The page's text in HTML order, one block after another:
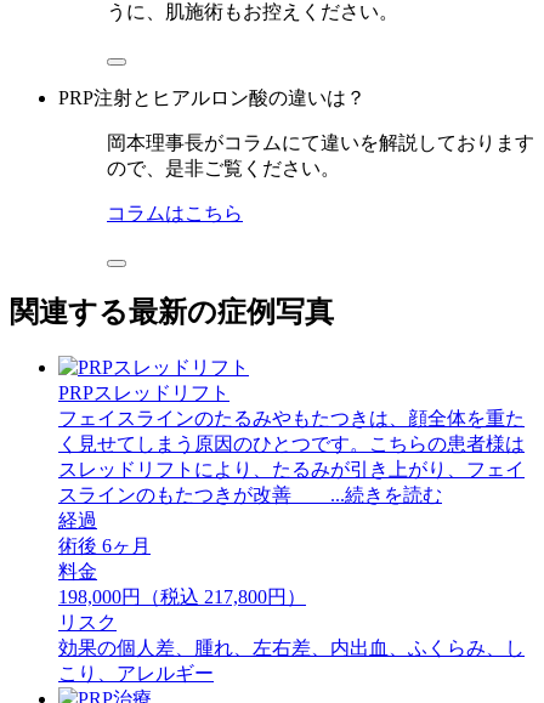
うに、肌施術もお控えください。
PRP注射とヒアルロン酸の違いは？
岡本理事長がコラムにて違いを解説しております
ので、是非ご覧ください。
コラムはこちら
関連する最新の症例写真
PRPスレッドリフト
フェイスラインのたるみやもたつきは、顔全体を重た
く見せてしまう原因のひとつです。こちらの患者様は
スレッドリフトにより、たるみが引き上がり、フェイ
スラインのもたつきが改善 ...続きを読む
経過
術後 6ヶ月
料金
198,000円（税込 217,800円）
リスク
効果の個人差、腫れ、左右差、内出血、ふくらみ、し
こり、アレルギー